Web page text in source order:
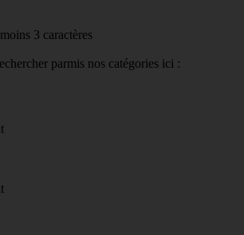
3 caractères
parmis nos catégories ici :